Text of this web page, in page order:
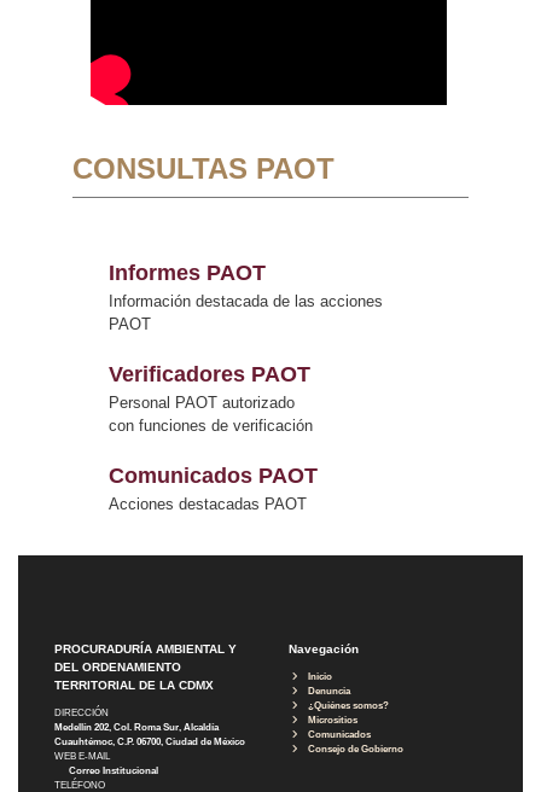
CONSULTAS PAOT
Informes PAOT
Información destacada de las acciones
PAOT
Verificadores PAOT
Personal PAOT autorizado
con funciones de verificación
Comunicados PAOT
Acciones destacadas PAOT
PROCURADURÍA AMBIENTAL Y
DEL ORDENAMIENTO
TERRITORIAL DE LA CDMX
DIRECCIÓN
Medellín 202, Col. Roma Sur, Alcaldía
Cuauhtémoc, C.P. 06700, Ciudad de México
WEB E-MAIL
Correo Institucional
TELÉFONO
Navegación
Inicio
Denuncia
¿Quiénes somos?
Micrositios
Comunicados
Consejo de Gobierno